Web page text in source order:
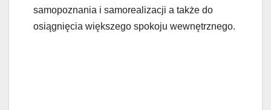
samopoznania i samorealizacji a także do
osiągnięcia większego spokoju wewnętrznego.